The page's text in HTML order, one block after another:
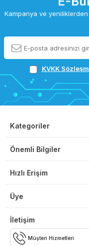
Kampanya ve
KVKK
Kategoriler
Önemli Bilgiler
Hızlı Erişim
Üye
İletişim
Müşteri Hizmetleri